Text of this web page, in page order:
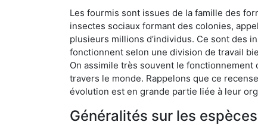
Les fourmis sont issues de la famille des
insectes sociaux formant des colonies,
plusieurs millions d’individus. Ce sont des
fonctionnent selon une division de travail
On assimile très souvent le fonctionnement
travers le monde. Rappelons que ce
évolution est en grande partie liée à leur
Généralités sur les